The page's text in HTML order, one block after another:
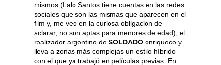
mismos (Lalo Santos tiene cuentas en las redes
sociales que son las mismas que aparecen en el
film y, me veo en la curiosa obligación de
aclarar, no son aptas para menores de edad), el
realizador argentino de SOLDADO enriquece y
lleva a zonas más complejas un estilo híbrido
con el que ya trabajó en películas previas. En